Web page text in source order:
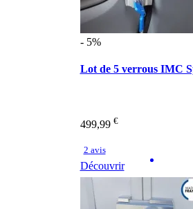
- 5%
Lot de 5 verrous IMC
499,99 €
2 avis
Découvrir